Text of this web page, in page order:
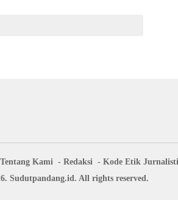
Tentang Kami Redaksi Kode Etik
Sudutpandang.id. All rights reserved.